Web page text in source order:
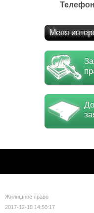
Меня
Жилищное право
2017-12-10 14:50:17